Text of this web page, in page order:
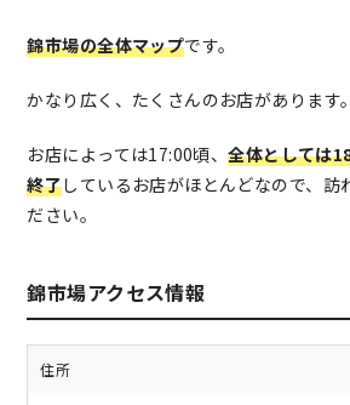
錦市場の全体マップです。
かなり広く、たくさんのお店があります。
お店によっては17:00頃、全体としては
終了しているお店がほとんどなので、訪
ださい。
錦市場アクセス情報
住所